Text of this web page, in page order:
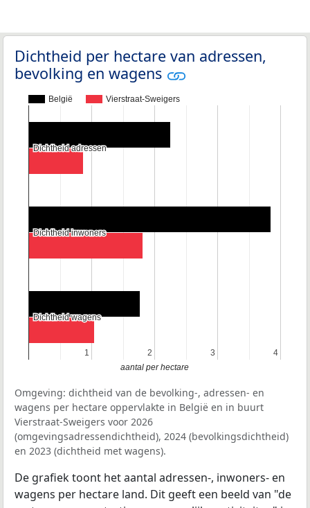
Dichtheid per hectare van adressen,
bevolking en wagens
België Vierstraat-Sweigers
1
1 2
2 3
3 4
4
Dichtheid adressen
Dichtheid adressen
Dichtheid inwoners
Dichtheid inwoners
Dichtheid wagens
Dichtheid wagens
aantal per hectare
Omgeving: dichtheid van de bevolking-, adressen- en
wagens per hectare oppervlakte in België en in buurt
Vierstraat-Sweigers voor 2026
(omgevingsadressendichtheid), 2024 (bevolkingsdichtheid)
en 2023 (dichtheid met wagens).
De grafiek toont het aantal adressen-, inwoners- en
wagens per hectare land. Dit geeft een beeld van "de